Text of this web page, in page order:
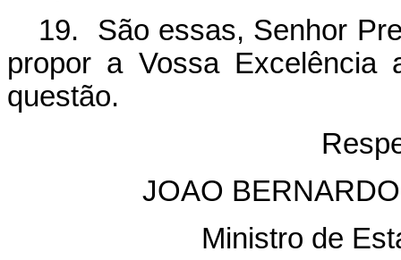
19. São essas, Senhor
propor a Vossa Excelência
questão.
JOAO
Ministro de